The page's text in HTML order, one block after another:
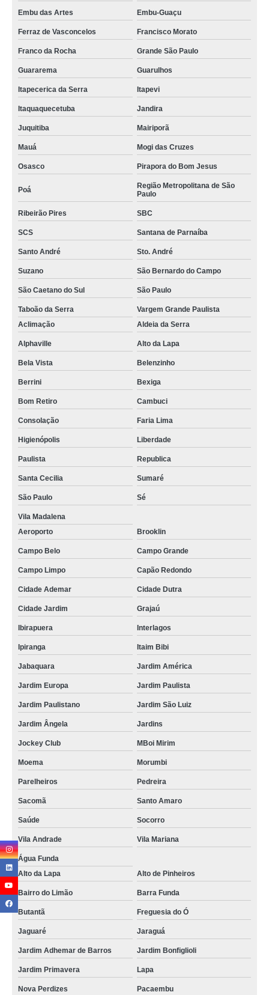
Embu das Artes Embu-Guaçu
Ferraz de Vasconcelos Francisco Morato
Franco da Rocha Grande São Paulo
Guararema Guarulhos
Itapecerica da Serra Itapevi
Itaquaquecetuba Jandira
Juquitiba Mairiporã
Mauá Mogi das Cruzes
Osasco Pirapora do Bom Jesus
Poá
Região Metropolitana de São
Paulo
Ribeirão Pires SBC
SCS Santana de Parnaíba
Santo André Sto. André
Suzano São Bernardo do Campo
São Caetano do Sul São Paulo
Taboão da Serra
Vargem Grande Paulista
Aclimação
Aldeia da Serra
Alphaville Alto da Lapa
Bela Vista Belenzinho
Berrini Bexiga
Bom Retiro Cambuci
Consolação Faria Lima
Higienópolis Liberdade
Paulista Republica
Santa Cecilia Sumaré
São Paulo Sé
Vila Madalena
Aeroporto
Brooklin
Campo Belo Campo Grande
Campo Limpo Capão Redondo
Cidade Ademar Cidade Dutra
Cidade Jardim Grajaú
Ibirapuera Interlagos
Ipiranga Itaim Bibi
Jabaquara Jardim América
Jardim Europa Jardim Paulista
Jardim Paulistano Jardim São Luiz
Jardim Ângela Jardins
Jockey Club MBoi Mirim
Moema Morumbi
Parelheiros Pedreira
Sacomã Santo Amaro
Saúde Socorro
Vila Andrade Vila Mariana
Água Funda
Alto da Lapa
Alto de Pinheiros
Bairro do Limão Barra Funda
Butantã Freguesia do Ó
Jaguaré Jaraguá
Jardim Adhemar de Barros Jardim Bonfiglioli
Jardim Primavera Lapa
Nova Perdizes Pacaembu